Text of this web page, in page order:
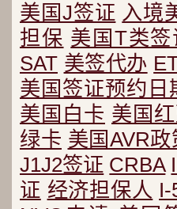
美国J签证 入境
担保 美国T类签
SAT 美签代办
美国签证预约日
美国白卡 美国
绿卡 美国AVR政
J1J2签证 CRBA
证 经济担保人 I-